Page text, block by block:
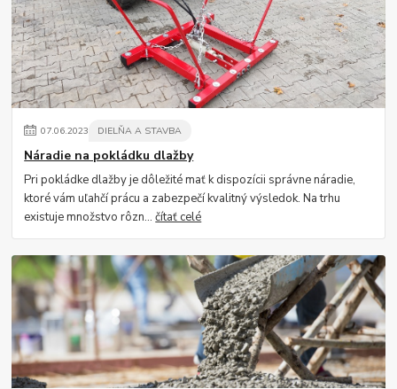
07.06.2023 DIELŇA A STAVBA
Náradie na pokládku dlažby
Pri pokládke dlažby je dôležité mať k dispozícii správne náradie,
ktoré vám uľahčí prácu a zabezpečí kvalitný výsledok. Na trhu
existuje množstvo rôzn...čítať celé